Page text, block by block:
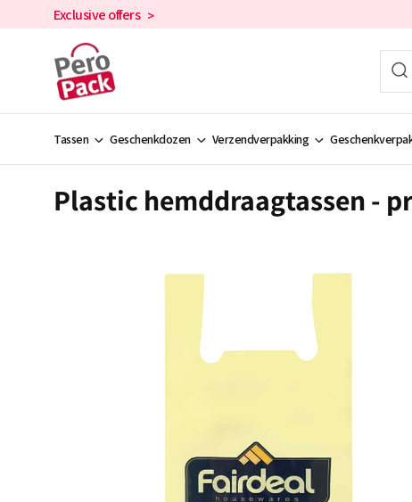
doorgaan
inhoud
Exclusive offers >
Tassen Geschenkdozen Verzendverpakking
Plastic hemddraagtassen -